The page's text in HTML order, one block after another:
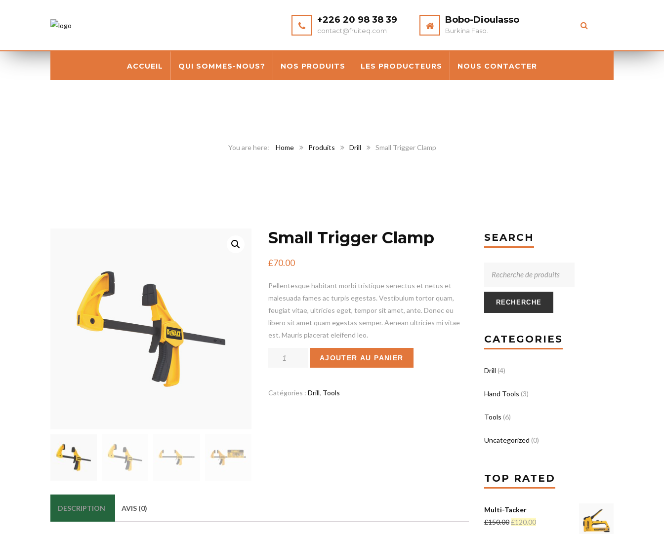
+226 20 98 38 39
contact@fruiteq.com
Bobo-Dioulasso
Burkina Faso.
ACCUEIL QUI SOMMES-NOUS? NOS PRODUITS LES PRODUCTEURS NOUS CONTACTER
Home Produits Drill Small Trigger Clamp
Small Trigger Clamp
£70.00
Pellentesque habitant morbi tristique senectus et netus et
malesuada fames ac turpis egestas. Vestibulum tortor quam,
feugiat vitae, ultricies eget, tempor sit amet, ante. Donec eu
libero sit amet quam egestas semper. Aenean ultricies mi vitae
est. Mauris placerat eleifend leo.
quantité
Trigger
AJOUTER AU PANIER
Catégories : Drill, Tools
DESCRIPTION AVIS (0)
SEARCH
RECHERCHE
CATEGORIES
Drill (4)
Hand Tools (3)
Tools (6)
Uncategorized (0)
TOP RATED
Multi-Tacker
£150.00 £120.00